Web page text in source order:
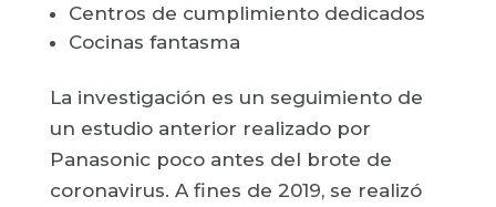
Centros de cumplimiento dedicados
Cocinas fantasma
La investigación es un seguimiento de
un estudio anterior realizado por
Panasonic poco antes del brote de
coronavirus. A fines de 2019, se realizó